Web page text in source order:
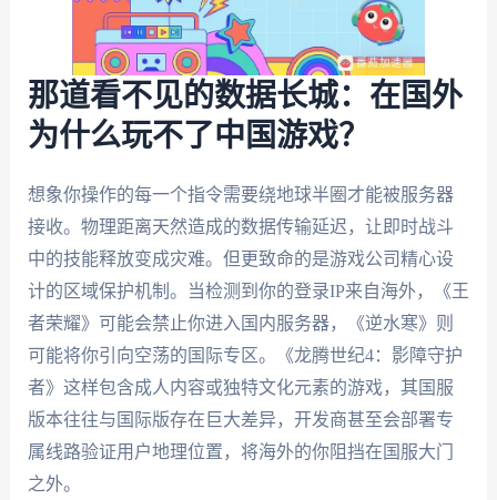
那道看不见的数据长城：在国外
为什么玩不了中国游戏？
想象你操作的每一个指令需要绕地球半圈才能被服务器
接收。物理距离天然造成的数据传输延迟，让即时战斗
中的技能释放变成灾难。但更致命的是游戏公司精心设
计的区域保护机制。当检测到你的登录IP来自海外，《王
者荣耀》可能会禁止你进入国内服务器，《逆水寒》则
可能将你引向空荡的国际专区。《龙腾世纪4：影障守护
者》这样包含成人内容或独特文化元素的游戏，其国服
版本往往与国际版存在巨大差异，开发商甚至会部署专
属线路验证用户地理位置，将海外的你阻挡在国服大门
之外。